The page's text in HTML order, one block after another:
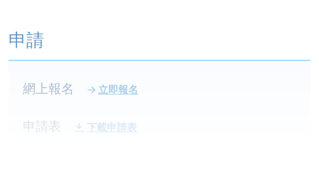
申請
網上報名 立即報名
申請表 下載申請表